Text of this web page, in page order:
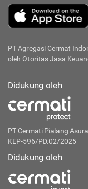
PT Agregasi Cermat
oleh Otoritas Jasa
Didukung oleh
PT Cermati Pialang
KEP-596/PD.02/2025
Didukung oleh